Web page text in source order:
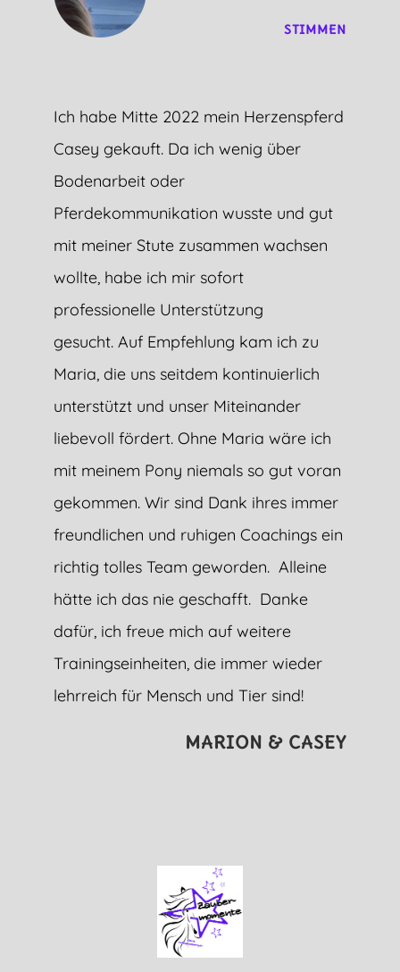
STIMMEN
Ich habe Mitte 2022 mein Herzenspferd
Casey gekauft. Da ich wenig über
Bodenarbeit oder
Pferdekommunikation wusste und gut
mit meiner Stute zusammen wachsen
wollte, habe ich mir sofort
professionelle Unterstützung
gesucht. Auf Empfehlung kam ich zu
Maria, die uns seitdem kontinuierlich
unterstützt und unser Miteinander
liebevoll fördert. Ohne Maria wäre ich
mit meinem Pony niemals so gut voran
gekommen. Wir sind Dank ihres immer
freundlichen und ruhigen Coachings ein
richtig tolles Team geworden. Alleine
hätte ich das nie geschafft. Danke
dafür, ich freue mich auf weitere
Trainingseinheiten, die immer wieder
lehrreich für Mensch und Tier sind!
MARION & CASEY